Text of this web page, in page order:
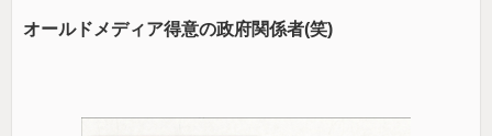
オールドメディア得意の政府関係者(笑)